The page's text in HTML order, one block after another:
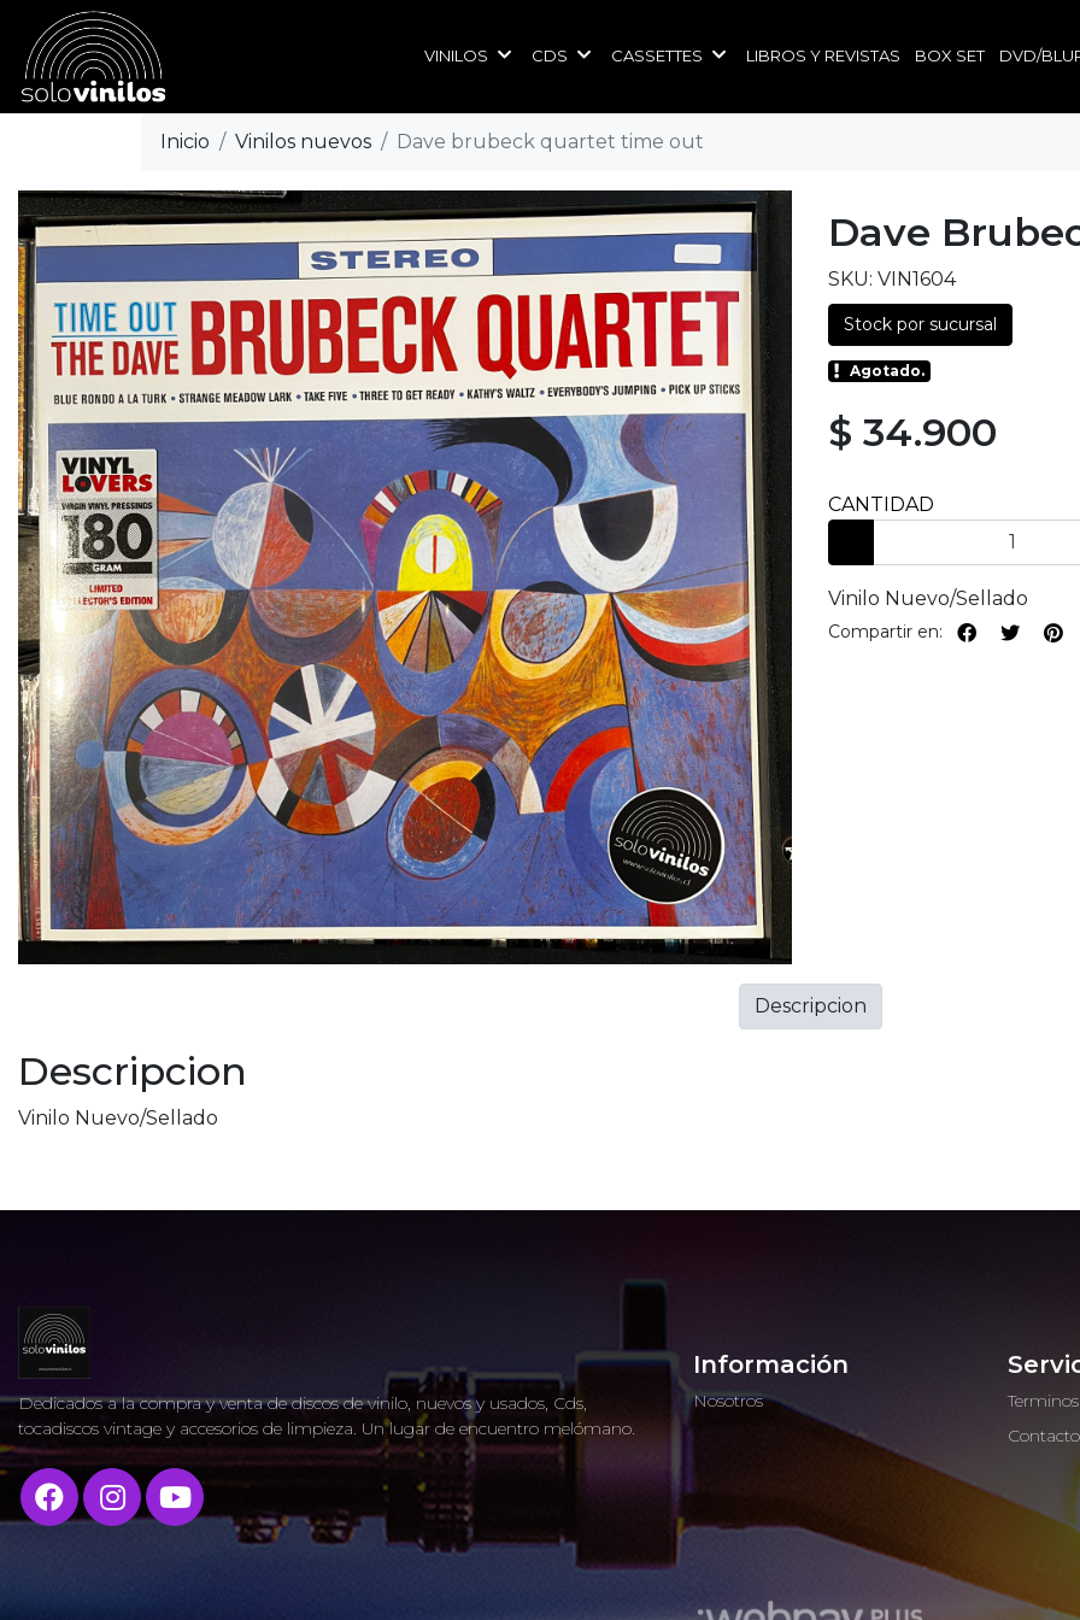
VINILOS CDS CASSETTES LIBROS Y REVISTAS BOX SET DVD/
Inicio Vinilos nuevos Dave brubeck quartet time out
Dave
SKU: VIN1604
Stock por sucursal
Agotado.
$ 34.900
CANTIDAD
Vinilo Nuevo/Sellado
Compartir en:
Descripcion
Vinilo Nuevo/Sellado
Descripcion
Dedicados a la compra y venta de discos de vinilo, nuevos y usados, Cds,
tocadiscos vintage y accesorios de limpieza. Un lugar de encuentro melómano.
Información
Nosotros
Contacto